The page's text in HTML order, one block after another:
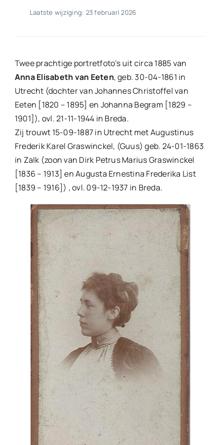
Laatste wijziging: 23 februari 2026
Twee prachtige portretfoto’s uit circa 1885 van
Anna Elisabeth van Eeten, geb. 30-04-1861 in
Utrecht (dochter van Johannes Christoffel van
Eeten [1820 – 1895] en Johanna Begram [1829 –
1901]), ovl. 21-11-1944 in Breda.
Zij trouwt 15-09-1887 in Utrecht met Augustinus
Frederik Karel Graswinckel, (Guus) geb. 24-01-1863
in Zalk (zoon van Dirk Petrus Marius Graswinckel
[1836 – 1913] en Augusta Ernestina Frederika List
[1839 – 1916]) , ovl. 09-12-1937 in Breda.